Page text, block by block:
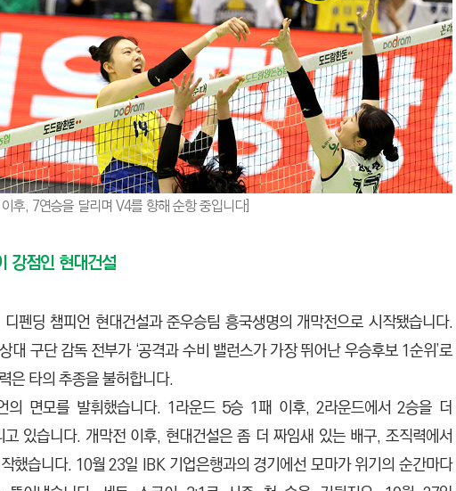
후, 7연승을 달리며 V4를 향해 순항 중입니다]
강점인 현대건설
펜딩 챔피언 현대건설과 준우승팀 흥국생명의 개막전으로 시작됐습니다.
대 구단 감독 전부가 ‘공격과 수비 밸런스가 가장 뛰어난 우승후보 1순위’로
은 타의 추종을 불허합니다.
의 면모를 발휘했습니다. 1라운드 5승 1패 이후, 2라운드에서 2승을 더
있습니다. 개막전 이후, 현대건설은 좀 더 짜임새 있는 배구, 조직력에서
했습니다. 10월 23일 IBK 기업은행과의 경기에선 모마가 위기의 순간마다